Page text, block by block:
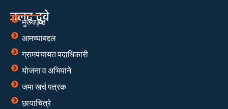
जलद दुवे
मुख्यपृष्ठ
आमच्याबद्दल
ग्रामपंचायत पदाधिकारी
योजना व अभियाने
जमा खर्च पत्रक
छायाचित्रे